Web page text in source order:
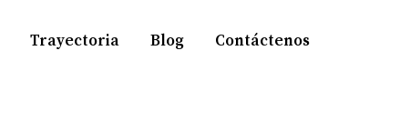
Trayectoria Blog Contáctenos